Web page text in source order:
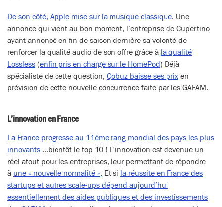
De son côté, Apple mise sur la musique classique. Une
annonce qui vient au bon moment, l’entreprise de Cupertino
ayant annoncé en fin de saison dernière sa volonté de
renforcer la qualité audio de son offre grâce à la qualité
Lossless (enfin pris en charge sur le HomePod) Déjà
spécialiste de cette question, Qobuz baisse ses prix en
prévision de cette nouvelle concurrence faite par les GAFAM.
L’innovation en France
La France progresse au 11ème rang mondial des pays les plus
innovants …bientôt le top 10 ! L’innovation est devenue un
réel atout pour les entreprises, leur permettant de répondre
à une « nouvelle normalité ». Et si la réussite en France des
startups et autres scale-ups dépend aujourd’hui
essentiellement des aides publiques et des investissements